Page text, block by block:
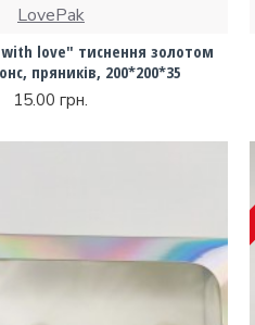
LovePak
love" тиснення золотом
пряників, 200*200*35
15.00 грн.